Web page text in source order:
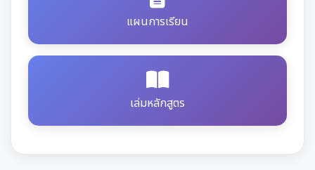
แผนการเรียน
เล่มหลักสูตร